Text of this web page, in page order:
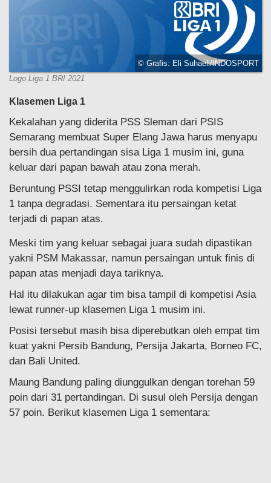
© Grafis: Eli Suhaeli/INDOSPORT
Logo Liga 1 BRI 2021
Klasemen Liga 1
Kekalahan yang diderita PSS Sleman dari PSIS
Semarang membuat Super Elang Jawa harus menyapu
bersih dua pertandingan sisa Liga 1 musim ini, guna
keluar dari papan bawah atau zona merah.
Beruntung PSSI tetap menggulirkan roda kompetisi Liga
1 tanpa degradasi. Sementara itu persaingan ketat
terjadi di papan atas.
Meski tim yang keluar sebagai juara sudah dipastikan
yakni PSM Makassar, namun persaingan untuk finis di
papan atas menjadi daya tariknya.
Hal itu dilakukan agar tim bisa tampil di kompetisi Asia
lewat runner-up klasemen Liga 1 musim ini.
Posisi tersebut masih bisa diperebutkan oleh empat tim
kuat yakni Persib Bandung, Persija Jakarta, Borneo FC,
dan Bali United.
Maung Bandung paling diunggulkan dengan torehan 59
poin dari 31 pertandingan. Di susul oleh Persija dengan
57 poin. Berikut klasemen Liga 1 sementara: